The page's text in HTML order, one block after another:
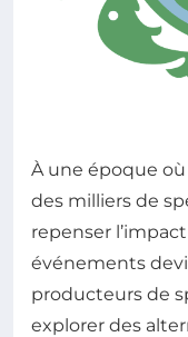
À une époque
des milliers de
repenser
événements
producteurs de
explorer des